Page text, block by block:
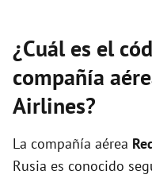
¿Cuál es el
compañía
Airlines?
La compañía aérea
Rusia es conocido